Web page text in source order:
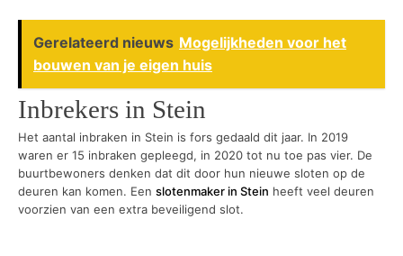
Gerelateerd nieuws Mogelijkheden voor het
bouwen van je eigen huis
Inbrekers in Stein
Het aantal inbraken in Stein is fors gedaald dit jaar. In 2019
waren er 15 inbraken gepleegd, in 2020 tot nu toe pas vier. De
buurtbewoners denken dat dit door hun nieuwe sloten op de
deuren kan komen. Een slotenmaker in Stein heeft veel deuren
voorzien van een extra beveiligend slot.